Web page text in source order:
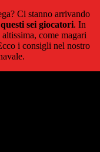
Ci stanno arrivando
sei giocatori. In
come magari
i consigli nel nostro